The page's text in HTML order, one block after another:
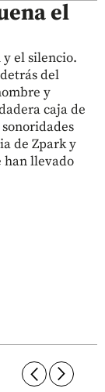
el
y el silencio.
del
y
caja de
de Zpark y
han llevado
arrow_forward_ios arrow_forward_ios